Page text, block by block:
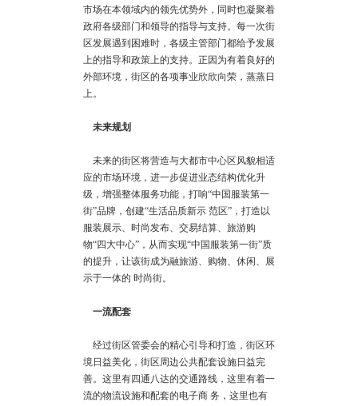
市场在本领域内的领先优势外，同时也凝聚着
政府各级部门和领导的指导与支持。每一次街
区发展遇到困难时，各级主管部门都给予发展
上的指导和政策上的支持。正因为有着良好的
外部环境，街区的各项事业欣欣向荣，蒸蒸日
上。
未来规划
未来的街区将营造与大都市中心区风貌相适
应的市场环境，进一步促进业态结构优化升
级，增强整体服务功能，打响“中国服装第一
街”品牌，创建“生活品质新示 范区”，打造以
服装展示、时尚发布、交易结算、旅游购
物“四大中心”，从而实现“中国服装第一街”质
的提升，让该街成为融旅游、购物、休闲、展
示于一体的 时尚街。
一流配套
经过街区管委会的精心引导和打造，街区环
境日益美化，街区周边公共配套设施日益完
善。这里有四通八达的交通路线，这里有着一
流的物流设施和配套的电子商 务，这里也有